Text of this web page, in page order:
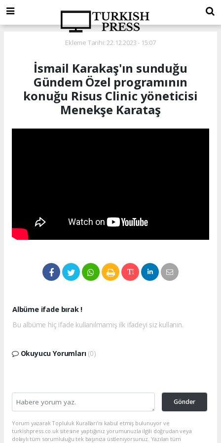
Ekleme Tarihi: 22.12.2023 - 15:07
İsmail Karakaş'ın sunduğu
Gündem Özel programının
konuğu Risus Clinic yöneticisi
Menekşe Karataş
Albüme ifade bırak !
Bu albüme hiç ifade kullanılmamış ilk ifadeyi siz kullanın.
Okuyucu Yorumları (0)
Gönder
Yorum yazarak Topluluk Kuralları’nı kabul etmiş bulunuyor ve
turkishpress.co.uk sitesine yaptığınız yorumunuzla ilgili doğrudan veya
dolaylı tüm sorumluluğu tek başınıza üstleniyorsunuz. Yazılan tüm